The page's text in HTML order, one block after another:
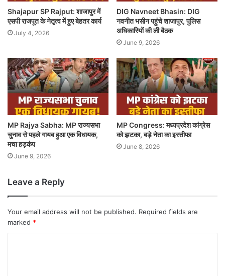
Shajapur SP Rajput: शाजापुर में
एसपी राजपूत के नेतृत्व में हुए बेहतर कार्य
July 4, 2026
DIG Navneet Bhasin: DIG
नवनीत भसीन पहुंचे शाजापुर, पुलिस
अधिकारियों की ली बैठक
June 9, 2026
MP Rajya Sabha: MP राज्यसभा
चुनाव से पहले गायब हुआ एक विधायक,
मचा हड़कंप
June 9, 2026
MP Congress: मध्यप्रदेश कांग्रेस
को झटका, बड़े नेता का इस्तीफा
June 8, 2026
Leave a Reply
Your email address will not be published. Required fields are
marked *